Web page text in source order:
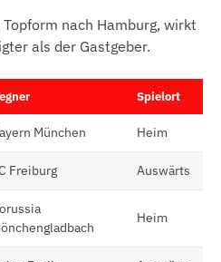
nach Hamburg, wirkt
als der Gastgeber.
Spielort
München Heim
Freiburg Auswärts
Heim